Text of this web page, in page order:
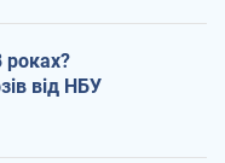
роках?
від НБУ